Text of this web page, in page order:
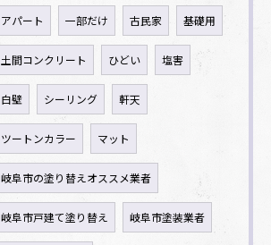
アパート 一部だけ 古民家 基礎用
土間コンクリート ひどい 塩害
白壁 シーリング 軒天
ツートンカラー マット
岐阜市の塗り替えオススメ業者
岐阜市戸建て塗り替え 岐阜市塗装業者